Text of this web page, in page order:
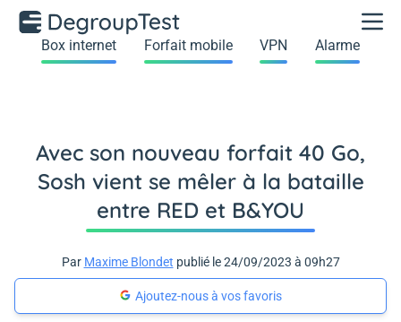
Box internet Forfait mobile VPN Alarme
Avec son nouveau forfait 40 Go,
Sosh vient se mêler à la bataille
entre RED et B&YOU
Par Maxime Blondet publié le 24/09/2023 à 09h27
Ajoutez-nous à vos favoris